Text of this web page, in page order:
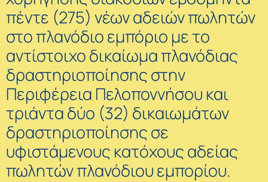
πέντε (275) νέων αδειών πωλητών
στο πλανόδιο εμπόριο με το
αντίστοιχο δικαίωμα πλανόδιας
δραστηριοποίησης στην
Περιφέρεια Πελοποννήσου και
τριάντα δύο (32) δικαιωμάτων
δραστηριοποίησης σε
υφιστάμενους κατόχους αδείας
πωλητών πλανόδιου εμπορίου.